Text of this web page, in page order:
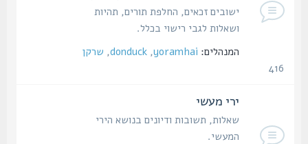
ישובים זכאים, החלפת תורים, תהיות
ושאלות לגבי רישוי בכלל.
המנהלים: yoramhai
,
donduck
,שרקן
ירי מעשי
שאלות, תשובות ודיונים בנושא הירי
המעשי.